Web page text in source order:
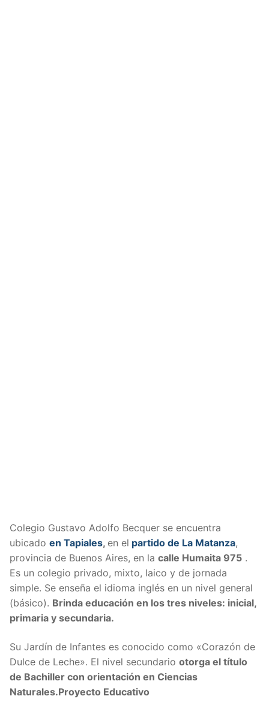
Colegio Gustavo Adolfo Becquer se encuentra
ubicado en Tapiales, en el partido de La Matanza,
provincia de Buenos Aires, en la calle Humaita 975 .
Es un colegio privado, mixto, laico y de jornada
simple. Se enseña el idioma inglés en un nivel general
(básico). Brinda educación en los tres niveles: inicial,
primaria y secundaria.
Su Jardín de Infantes es conocido como «Corazón de
Dulce de Leche». El nivel secundario otorga el título
de Bachiller con orientación en Ciencias
Naturales.Proyecto Educativo